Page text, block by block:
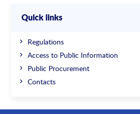
Quick links
Regulations
Access to Public Information
Public Procurement
Contacts